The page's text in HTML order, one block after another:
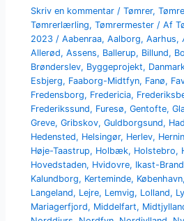
Skriv en kommentar /Tømrer,
Tømrerlærling,Tømrermester / Af
2023 /Aabenraa,Aalborg,Aarhus,
Allerød,Assens, Ballerup, Billund,
Brønderslev, Byggeprojekt,
Esbjerg, Faaborg-Midtfyn, Fanø,
Fredensborg, Fredericia,
Frederikssund, Furesø,Gentofte,
Greve,Gribskov,Guldborgsund,
Hedensted, Helsingør, Herlev,
Høje-Taastrup, Holbæk, Holstebro,
Hovedstaden, Hvidovre, Ikast-
Kalundborg, Kerteminde, København,
Langeland, Lejre, Lemvig, Lolland,
Mariagerfjord, Middelfart,